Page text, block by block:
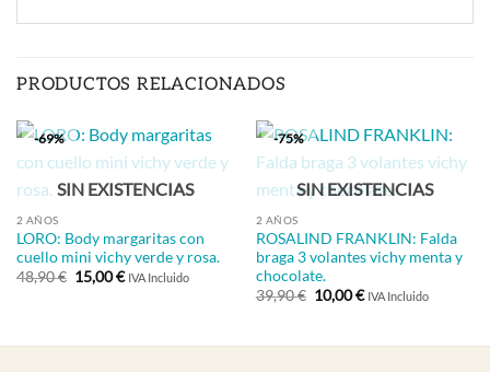
PRODUCTOS RELACIONADOS
-69%
SIN EXISTENCIAS
2 AÑOS
LORO: Body margaritas con
cuello mini vichy verde y rosa.
48,90€ El
precio
15,00€ElIVA Incluido
-75%
SIN EXISTENCIAS
2 AÑOS
ROSALIND FRANKLIN: Falda
braga 3 volantes vichy menta y
chocolate.
39,90€ El
precio
39,90 €.
10,00€El
10,00 €.
IVA Incluido